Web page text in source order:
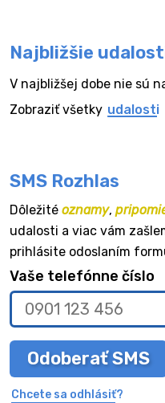
Najbližšie
V najbližšej dobe nie sú
Zobraziť všetky udalosti
SMS Rozhlas
Dôležité oznamy,
udalosti a viac vám
prihlásite odoslaním
Vaše telefónne číslo
Odoberať SMS
Chcete sa odhlásiť?